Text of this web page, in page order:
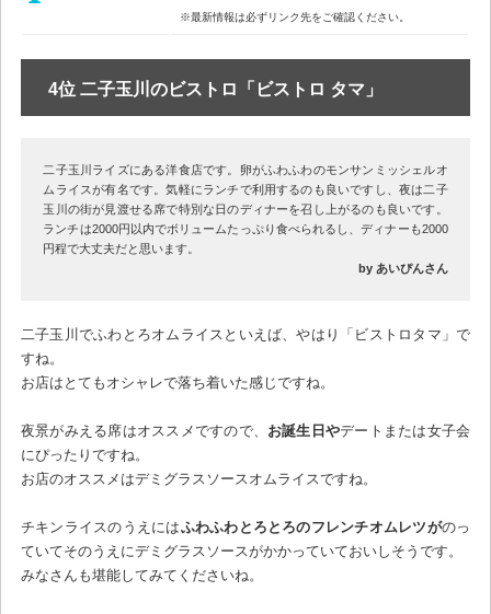
※最新情報は必ずリンク先をご確認ください。
4位 二子玉川のビストロ「ビストロ タマ」
二子玉川ライズにある洋食店です。卵がふわふわのモンサンミッシェルオ
ムライスが有名です。気軽にランチで利用するのも良いですし、夜は二子
玉川の街が見渡せる席で特別な日のディナーを召し上がるのも良いです。
ランチは2000円以内でボリュームたっぷり食べられるし、ディナーも2000
円程で大丈夫だと思います。
by あいぴんさん
二子玉川でふわとろオムライスといえば、やはり「ビストロタマ」で
すね。
お店はとてもオシャレで落ち着いた感じですね。
夜景がみえる席はオススメですので、 お誕生日やデートまたは女子会
にぴったりですね。
お店のオススメはデミグラスソースオムライスですね。
チキンライスのうえにはふわふわとろとろのフレンチオムレツがのっ
ていてそのうえにデミグラスソースがかかっていておいしそうです。
みなさんも堪能してみてくださいね。